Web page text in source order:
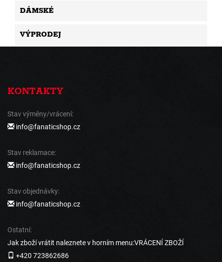
DÁMSKÉ
VÝPRODEJ
KONTAKTY
Stav výměny/vrácení:
info@fanaticshop.cz
Stav reklamace:
info@fanaticshop.cz
Stav objednávky:
info@fanaticshop.cz
Ostatní:
Jak zboží vrátit naleznete v horním menu:VRÁCENÍ ZBOŽÍ
+420 723862686